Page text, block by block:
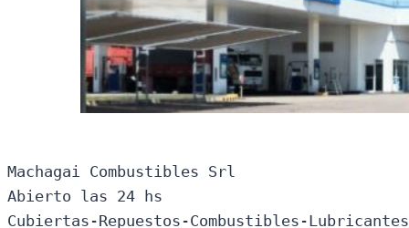
Machagai Combustibles Srl
Abierto las 24 hs
Cubiertas-Repuestos-Combustibles-